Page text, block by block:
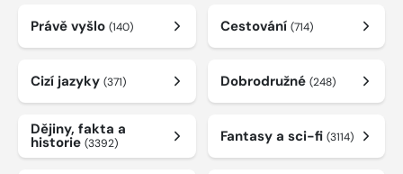
Právě vyšlo (140) Cestování (714)
Cizí jazyky (371) Dobrodružné (248)
Dějiny, fakta a
historie (3392) Fantasy a sci-fi (3114)